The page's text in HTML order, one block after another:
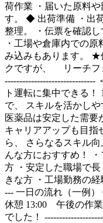
荷作業 ・届いた原料
す。 ◆ 出荷準備 ・出
整理。 ・伝票を確認
・工場や倉庫内での
み込みもあります。 ★
クですが、 リーチフ
ト運転に集中できる
で、 スキルを活かし
医薬品は安定した需
キャリアアップも目指
ら、 さらなるスキル向
んな方におすすめ！
方 ・安定した職場で
きな方 ・工場勤務の経
--- 一日の流れ（一例
休憩 13:00 午後の作
でした！